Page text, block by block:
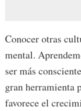
Conocer otras
mental.
ser más
gran herramienta
favorece el